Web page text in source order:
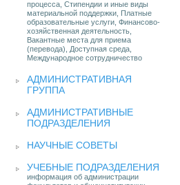
процесса, Стипендии и иные виды
материальной поддержки, Платные
образовательные услуги, Финансово-
хозяйственная деятельность,
Вакантные места для приема
(перевода), Доступная среда,
Международное сотрудничество
АДМИНИСТРАТИВНАЯ
ГРУППА
АДМИНИСТРАТИВНЫЕ
ПОДРАЗДЕЛЕНИЯ
НАУЧНЫЕ СОВЕТЫ
УЧЕБНЫЕ ПОДРАЗДЕЛЕНИЯ
информация об администрации